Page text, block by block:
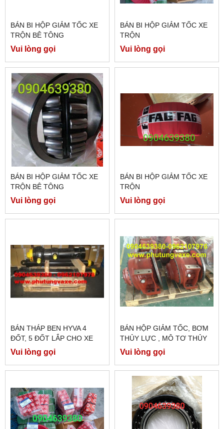
BÁN BI HỘP GIẢM TỐC XE
TRỘN BÊ TÔNG
Vui lòng gọi
BÁN BI HỘP GIẢM TỐC XE
TRỘN
Vui lòng gọi
BÁN BI HỘP GIẢM TỐC XE
TRỘN BÊ TÔNG
Vui lòng gọi
BÁN BI HỘP GIẢM TỐC XE
TRỘN
Vui lòng gọi
BÁN THÁP BEN HYVA 4
ĐỐT, 5 ĐỐT LẮP CHO XE
HOWO 371 , XE
DONGFENG 375 CHÍNH
Vui lòng gọi
BÁN HỘP GIẢM TỐC, BƠM
THỦY LỰC , MÔ TƠ THỦY
LỰC XE BỒN TRỘN BÊ
TÔNG EATON
Vui lòng gọi